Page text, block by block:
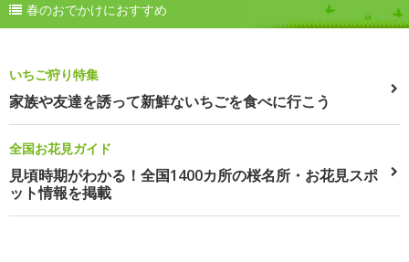
春のおでかけにおすすめ
いちご狩り特集
家族や友達を誘って新鮮ないちごを食べに行こう
全国お花見ガイド
見頃時期がわかる！全国1400カ所の桜名所・お花見スポ
ット情報を掲載